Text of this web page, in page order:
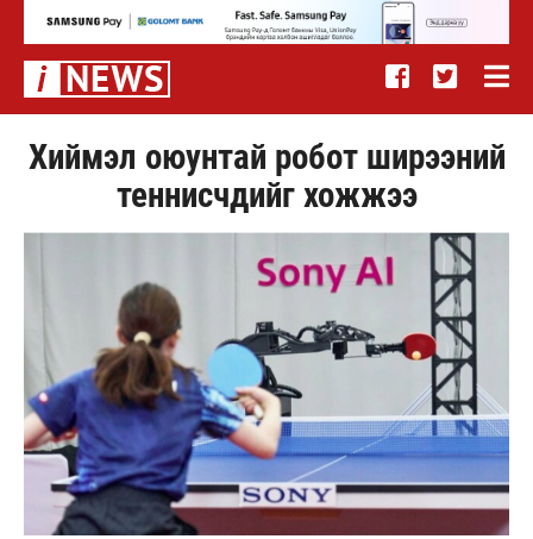
Хиймэл оюунтай робот ширээний
теннисчдийг хожжээ